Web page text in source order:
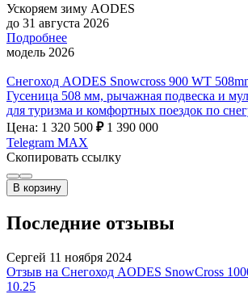
Ускоряем зиму AODES
до 31 августа 2026
Подробнее
модель 2026
Снегоход AODES Snowcross 900 WT
Гусеница 508 мм, рычажная подвеска и
для туризма и комфортных поездок по
Цена: 1 320 500 ₽ 1 390 000
Telegram MAX
Скопировать ссылку
В корзину
Последние отзывы
Сергей 11 ноября 2024
Отзыв на Снегоход AODES SnowCross
10.25